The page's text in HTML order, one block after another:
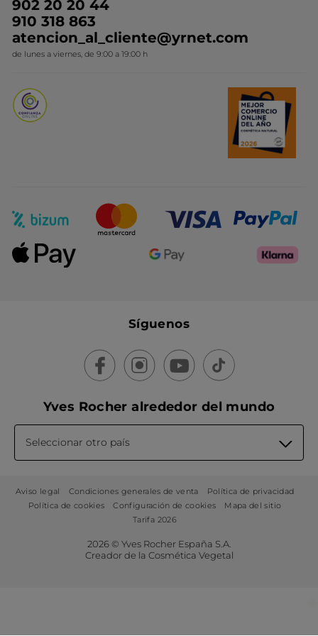
Conviértete en Franquiciada
Colección Monoi
Novedades del mes
902 20 20 44
910 318 863
atencion_al_cliente@yrnet.com
de lunes a viernes, de 9:00 a 19:00 h
Síguenos
Yves Rocher alrededor del mundo
Seleccionar otro país
Aviso legal Condiciones generales de venta
Política de privacidad
Política de cookies
Configuración de cookies
Mapa del sitio
Tarifa 2026
2026 © Yves Rocher España S.A.
Creador de la Cosmética Vegetal